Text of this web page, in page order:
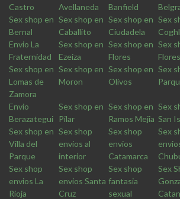
Castro
Avellaneda
Banfield
Sex shop en
Bernal
Sex shop en
Caballito
Sex shop en
Ciudadela
Sex
Envio La
Fraternidad
Sex shop en
Ezeiza
Sex shop en
Flores
Sex
Sex shop en
Lomas de
Zamora
Sex shop en
Moron
Sex shop en
Olivos
Sex
Envio
Berazategui
Sex shop en
Pilar
Sex shop en
Ramos Mejia
Sex
San
Sex shop en
Villa del
Parque
Sex shop
envios al
interior
Sex shop
envios
Catamarca
Sex
Sex shop
envios La
Rioja
Sex shop
envios Santa
Cruz
Sex shop
fantasia
sexual
Sex
Catan